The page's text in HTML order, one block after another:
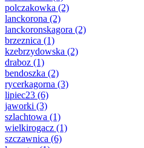
polczakowka (2)
lanckorona (2)
lanckoronskagora (2)
brzeznica (1)
kzebrzydowska (2)
draboz (1)
bendoszka (2)
rycerkagorna (3)
lipiec23 (6)
jaworki (3)
szlachtowa (1)
wielkirogacz (1)
szczawnica (6)